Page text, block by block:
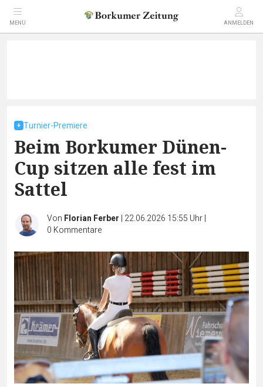
MENÜ ANMELDEN
Turnier-Premiere
Beim Borkumer Dünen-
Cup sitzen alle fest im
Sattel
Von Florian Ferber | 22.06.2026 15:55 Uhr|
0 Kommentare